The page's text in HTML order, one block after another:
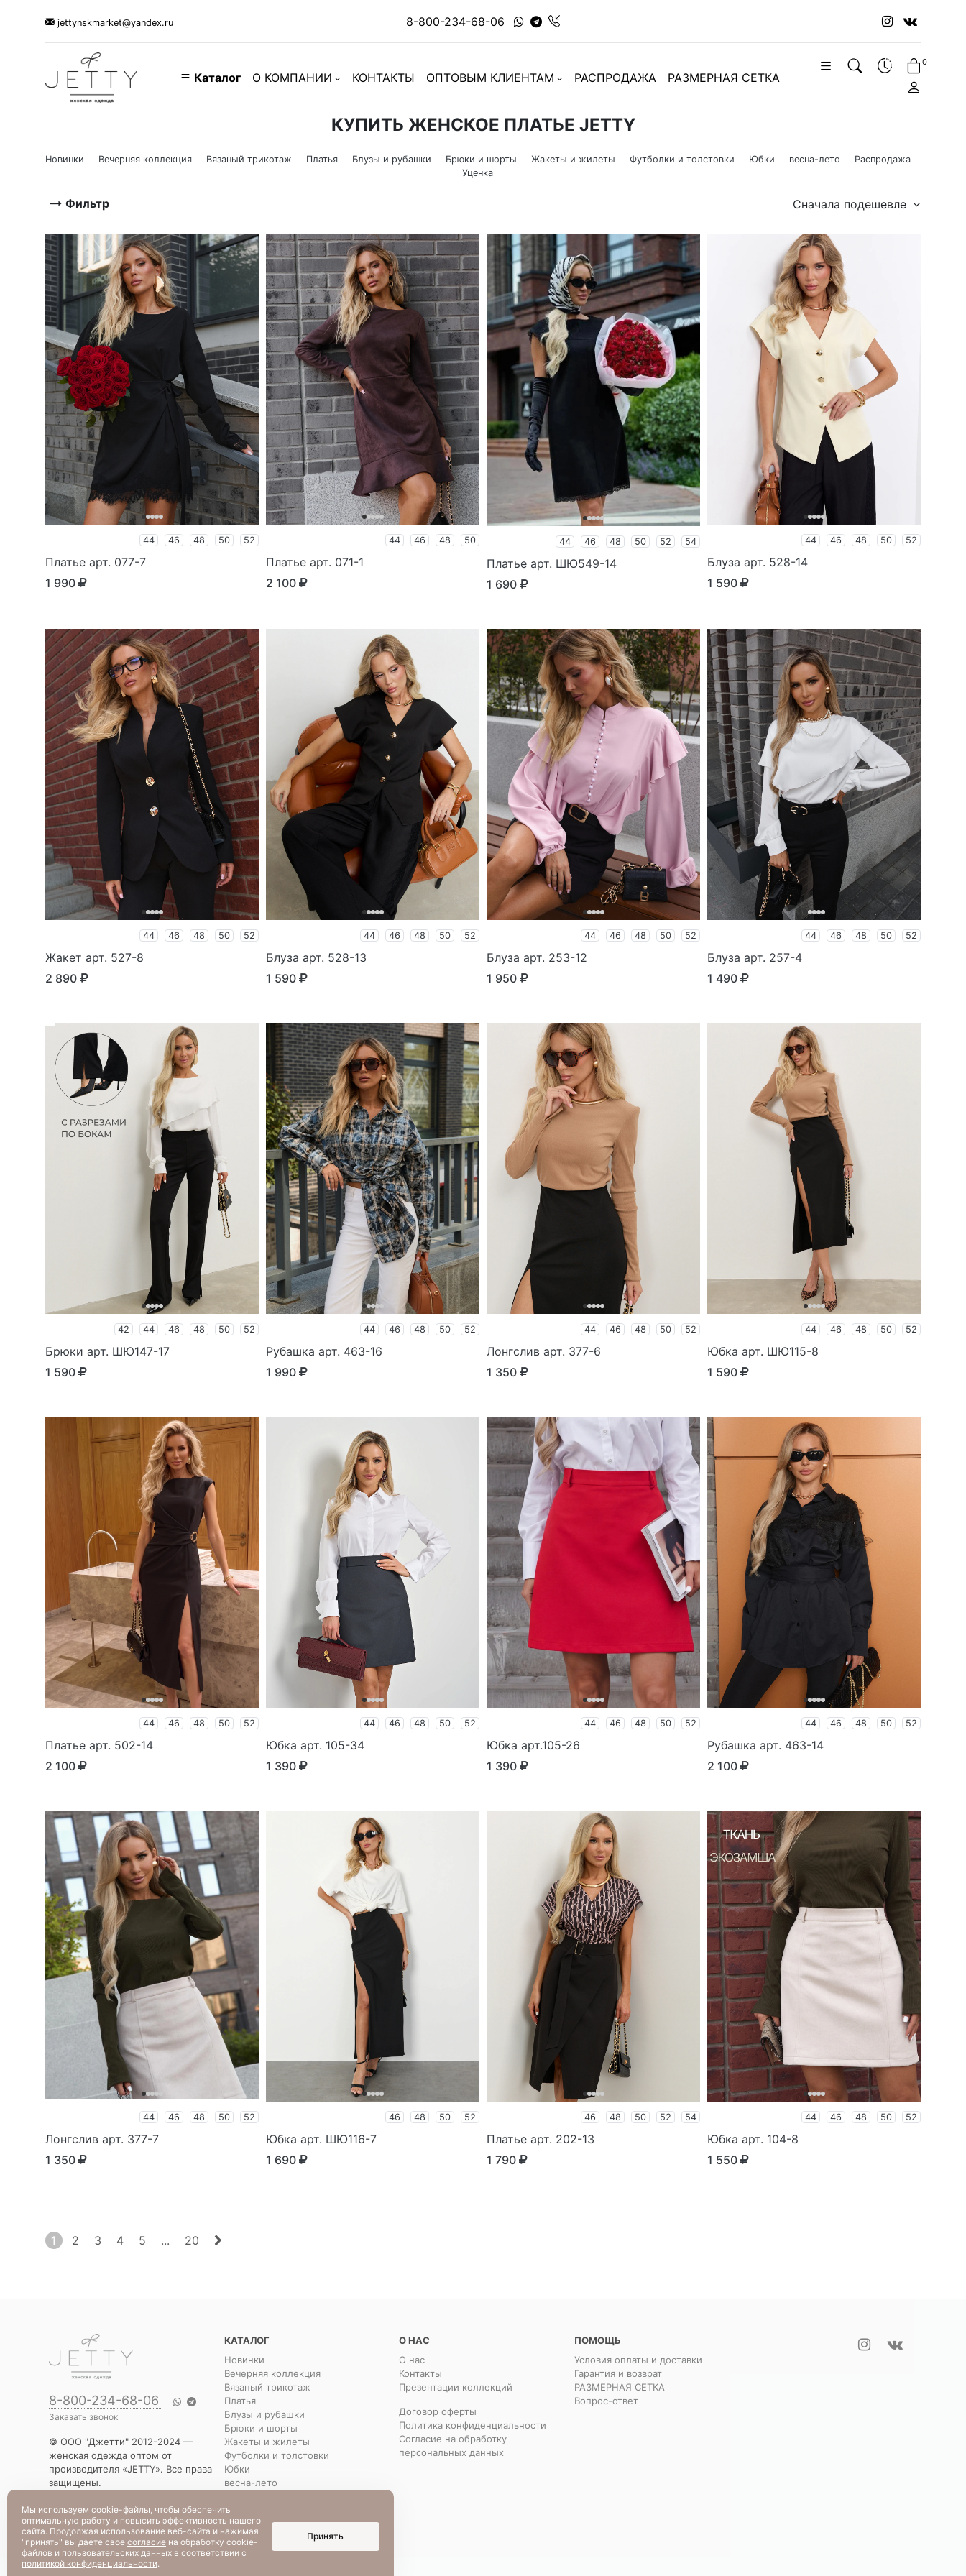
jettynskmarket@yandex.ru 8-800-234-68-06
Каталог О КОМПАНИИ КОНТАКТЫ ОПТОВЫМ КЛИЕНТАМ РАСПРОДАЖА РАЗМЕРНАЯ СЕТКА
0
КУПИТЬ ЖЕНСКОЕ ПЛАТЬЕ JETTY
Новинки Вечерняя коллекция Вязаный трикотаж Платья Блузы и рубашки Брюки и шорты Жакеты и жилеты Футболки и толстовки Юбки весна-лето
Распродажа
Уценка
Фильтр Сначала подешевле
44 46 48 50 52
Платье арт. 077-7
1 990
44 46 48 50
Платье арт. 071-1
2 100
44 46 48 50 52 54
Платье арт. ШЮ549-14
1 690
44 46 48 50 52
Блуза арт. 528-14
1 590
44 46 48 50 52
Жакет арт. 527-8
2 890
44 46 48 50 52
Блуза арт. 528-13
1 590
44 46 48 50 52
Блуза арт. 253-12
1 950
44 46 48 50 52
Блуза арт. 257-4
1 490
42 44 46 48 50 52
Брюки арт. ШЮ147-17
1 590
44 46 48 50 52
Рубашка арт. 463-16
1 990
44 46 48 50 52
Лонгслив арт. 377-6
1 350
44 46 48 50 52
Юбка арт. ШЮ115-8
1 590
44 46 48 50 52
Платье арт. 502-14
2 100
44 46 48 50 52
Юбка арт. 105-34
1 390
44 46 48 50 52
Юбка арт.105-26
1 390
44 46 48 50 52
Рубашка арт. 463-14
2 100
44 46 48 50 52
Лонгслив арт. 377-7
1 350
46 48 50 52
Юбка арт. ШЮ116-7
1 690
46 48 50 52 54
Платье арт. 202-13
1 790
44 46 48 50 52
Юбка арт. 104-8
1 550
1 2 3 4 5 ... 20
8-800-234-68-06
Заказать звонок
© ООО "Джетти" 2012-2024 —
женская одежда оптом от
производителя «JETTY». Все права
защищены.
условия их приобретения
действительны по состоянию на
текущую дату.
КАТАЛОГ
Новинки
Вечерняя коллекция
Вязаный трикотаж
Платья
Блузы и рубашки
Брюки и шорты
Жакеты и жилеты
Футболки и толстовки
Юбки
весна-лето
Уценка
О НАС
О нас
Контакты
Презентации коллекций
Договор оферты
Политика конфиденциальности
Согласие на обработку
персональных данных
ПОМОЩЬ
Условия оплаты и доставки
Гарантия и возврат
РАЗМЕРНАЯ СЕТКА
Вопрос-ответ
Мы используем cookie-файлы, чтобы обеспечить
оптимальную работу и повысить эффективность нашего
сайта. Продолжая использование веб-сайта и нажимая
"принять" вы даете свое согласие на обработку cookie-
файлов и пользовательских данных в соответствии с
политикой конфиденциальности.
Принять